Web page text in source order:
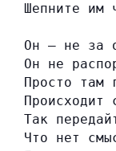
Шепните им
Он — не за
Он не
Просто там
Происходит
Так
Что нет